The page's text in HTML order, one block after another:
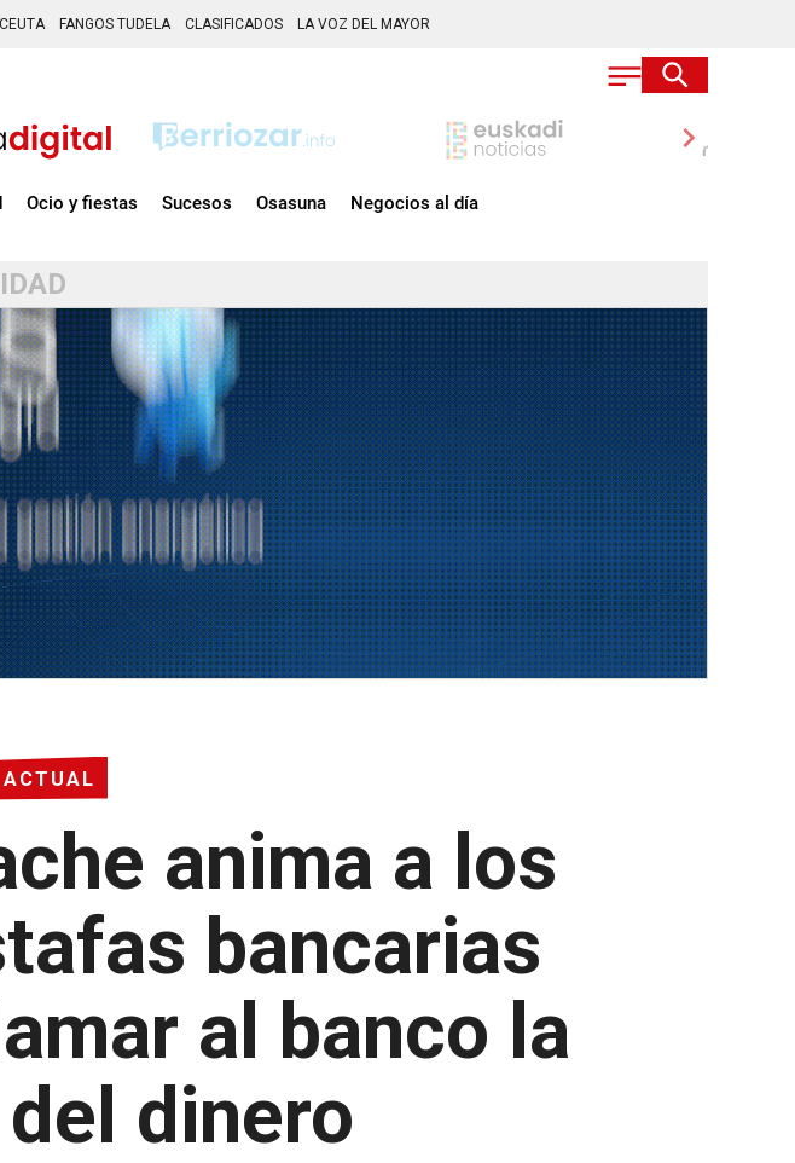
CEUTA FANGOS TUDELA CLASIFICADOS LA VOZ DEL MAYOR
chevron_right
Ocio y fiestas Sucesos Osasuna Negocios al día
anima a los
bancarias
al banco la
dinero